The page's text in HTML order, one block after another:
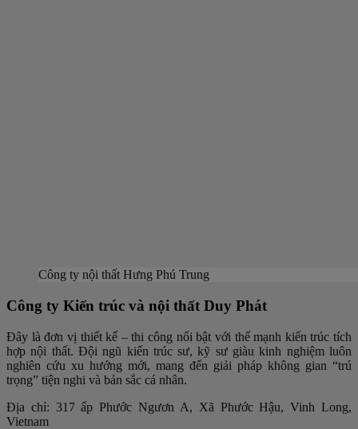
Công ty nội thất Hưng Phú Trung
Công ty Kiến trúc và nội thất Duy Phát
Đây là đơn vị thiết kế – thi công nổi bật với thế mạnh kiến trúc tích
hợp nội thất. Đội ngũ kiến trúc sư, kỹ sư giàu kinh nghiệm luôn
nghiên cứu xu hướng mới, mang đến giải pháp không gian “trú
trọng” tiện nghi và bản sắc cá nhân.
Địa chỉ: 317 ấp Phước Ngươn A, Xã Phước Hậu, Vinh Long,
Vietnam